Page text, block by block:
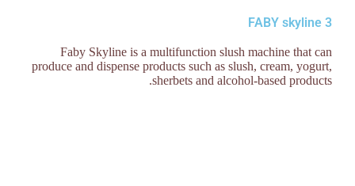
FABY skyline 3
Faby Skyline is a multifunction slush machine that can
produce and dispense products such as slush, cream, yogurt,
sherbets and alcohol-based products.